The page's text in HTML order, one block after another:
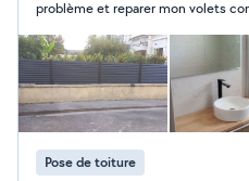
problème et reparer mon volets
Pose de toiture